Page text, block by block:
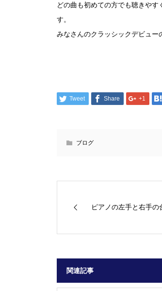
どの曲も初めての方でも聴きや
す。
みなさんのクラッシックデビュー
Tweet Share +1
ブログ
ピアノの左手と右手の
関連記事